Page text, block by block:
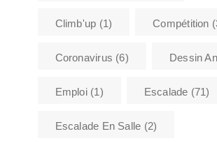
Climb'up (1) Compétition
Coronavirus (6) Dessin
Emploi(1) Escalade (71)
Escalade En Salle (2)